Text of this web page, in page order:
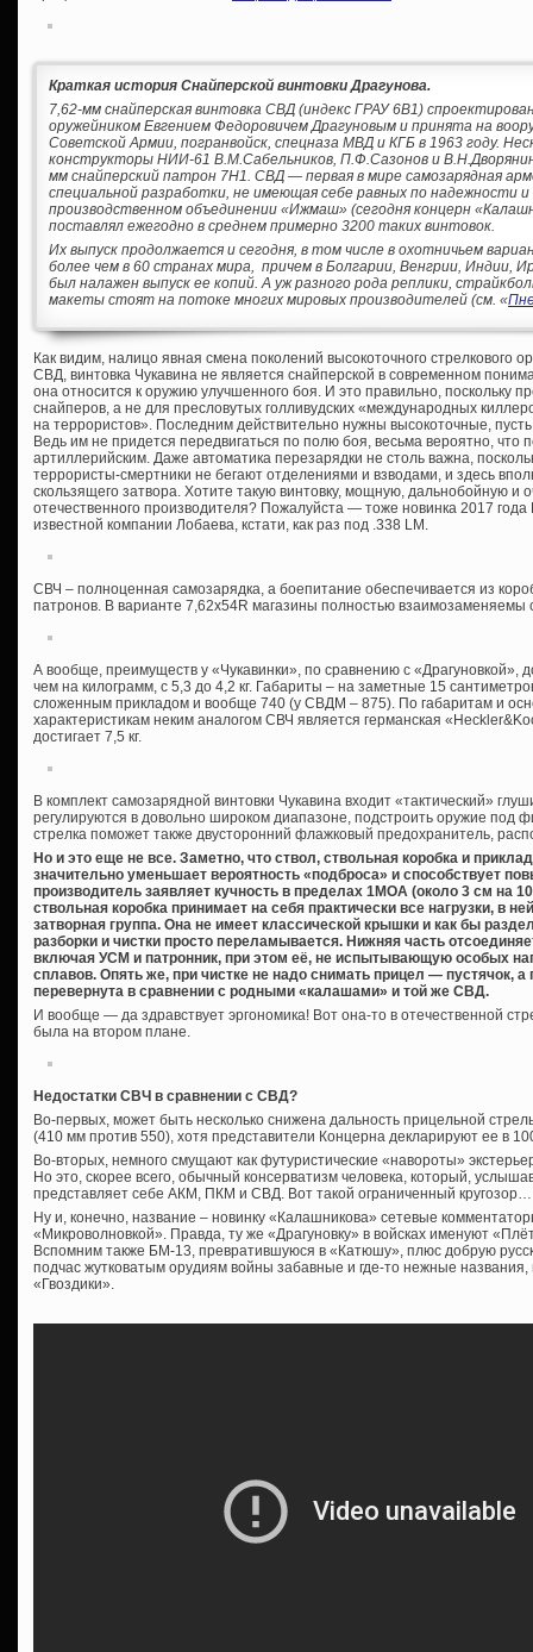
Краткая история Снайперской винтовки Драгунова.
7,62-мм снайперская винтовка СВД (индекс ГРАУ 6В1)
оружейником Eвгением Федоровичем Драгуновым и принята на
Советской Армии, погранвойск, спецназа МВД и КГБ в 1963 году.
конструкторы НИИ-61 В.М.Сабельников, П.Ф.Сазонов и
мм снайперский патрон 7Н1. СВД — первая в мире самозарядная
специальной разработки, не имеющая себе равных по надежности
производственном объединении «Ижмаш» (сегодня концерн
поставлял ежегодно в среднем примерно 3200 таких винтовок.
Их выпуск продолжается и сегодня, в том числе в охотничьем
более чем в 60 странах мира, причем в Болгарии, Венгрии, Индии,
был налажен выпуск ее копий. А уж разного рода реплики,
макеты стоят на потоке многих мировых производителей (см. «
Как видим, налицо явная смена поколений высокоточного стрелкового
СВД, винтовка Чукавина не является снайперской в современном
она относится к оружию улучшенного боя. И это правильно, поскольку
снайперов, а не для пресловутых голливудских «международных
на террористов». Последним действительно нужны высокоточные,
Ведь им не придется передвигаться по полю боя, весьма вероятно, что
артиллерийским. Даже автоматика перезарядки не столь важна,
террористы-смертники не бегают отделениями и взводами, и здесь
скользящего затвора. Хотите такую винтовку, мощную, дальнобойную и
отечественного производителя? Пожалуйста — тоже новинка 2017
известной компании Лобаева, кстати, как раз под .338 LM.
СВЧ – полноценная самозарядка, а боепитание обеспечивается из
патронов. В варианте 7,62х54R магазины полностью
А вообще, преимуществ у «Чукавинки», по сравнению с «Драгуновкой»,
чем на килограмм, с 5,3 до 4,2 кг. Габариты – на заметные 15
сложенным прикладом и вообще 740 (у СВДМ – 875). По габаритам и
характеристикам неким аналогом СВЧ является германская
достигает 7,5 кг.
В комплект самозарядной винтовки Чукавина входит «тактический»
регулируются в довольно широком диапазоне, подстроить оружие под
стрелка поможет также двусторонний флажковый предохранитель,
Но и это еще не все. Заметно, что ствол, ствольная коробка и
значительно уменьшает вероятность «подброса» и способствует
производитель заявляет кучность в пределах 1МОА (около 3 см на
ствольная коробка принимает на себя практически все нагрузки, в
затворная группа. Она не имеет классической крышки и как бы
разборки и чистки просто переламывается. Нижняя часть
включая УСМ и патронник, при этом её, не испытывающую особых
сплавов. Опять же, при чистке не надо снимать прицел — пустячок,
перевернута в сравнении с родными «калашами» и той же СВД.
И вообще — да здравствует эргономика! Вот она-то в отечественной
была на втором плане.
Недостатки СВЧ в сравнении с СВД?
Во-первых, может быть несколько снижена дальность прицельной
(410 мм против 550), хотя представители Концерна декларируют ее в
Во-вторых, немного смущают как футуристические «навороты»
Но это, скорее всего, обычный консерватизм человека, который,
представляет себе АКМ, ПКМ и СВД. Вот такой ограниченный кругозор…
Ну и, конечно, название – новинку «Калашникова» сетевые
«Микроволновкой». Правда, ту же «Драгуновку» в войсках именуют
Вспомним также БМ-13, превратившуюся в «Катюшу», плюс добрую
подчас жутковатым орудиям войны забавные и где-то нежные
«Гвоздики».